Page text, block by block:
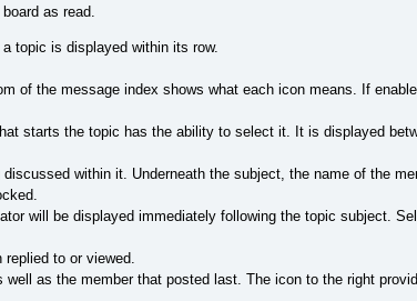
as read.
topic is displayed within its row.
of the message index shows what each icon means. If
starts the topic has the ability to select it. It is displayed
within it. Underneath the subject, the name of the
will be displayed immediately following the topic subject.
to or viewed.
as the member that posted last. The icon to the right